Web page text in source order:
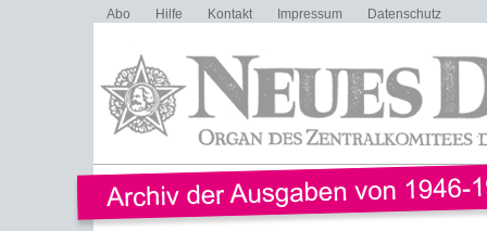
Abo Hilfe Kontakt Impressum Datenschutz